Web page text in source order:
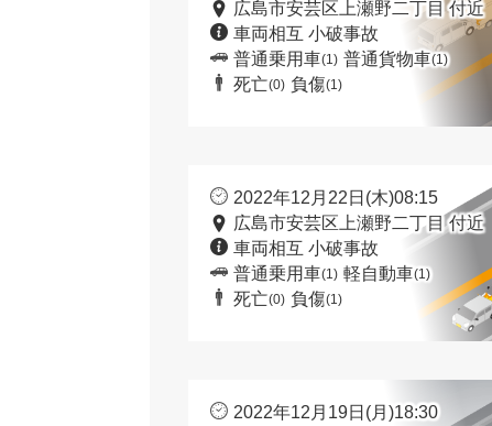
広島市安芸区上瀬野二丁目 付近
車両相互 小破事故
普通乗用車(1) 普通貨物車(1)
死亡(0) 負傷(1)
2022年12月22日(木)08:15
広島市安芸区上瀬野二丁目 付近
車両相互 小破事故
普通乗用車(1) 軽自動車(1)
死亡(0) 負傷(1)
2022年12月19日(月)18:30